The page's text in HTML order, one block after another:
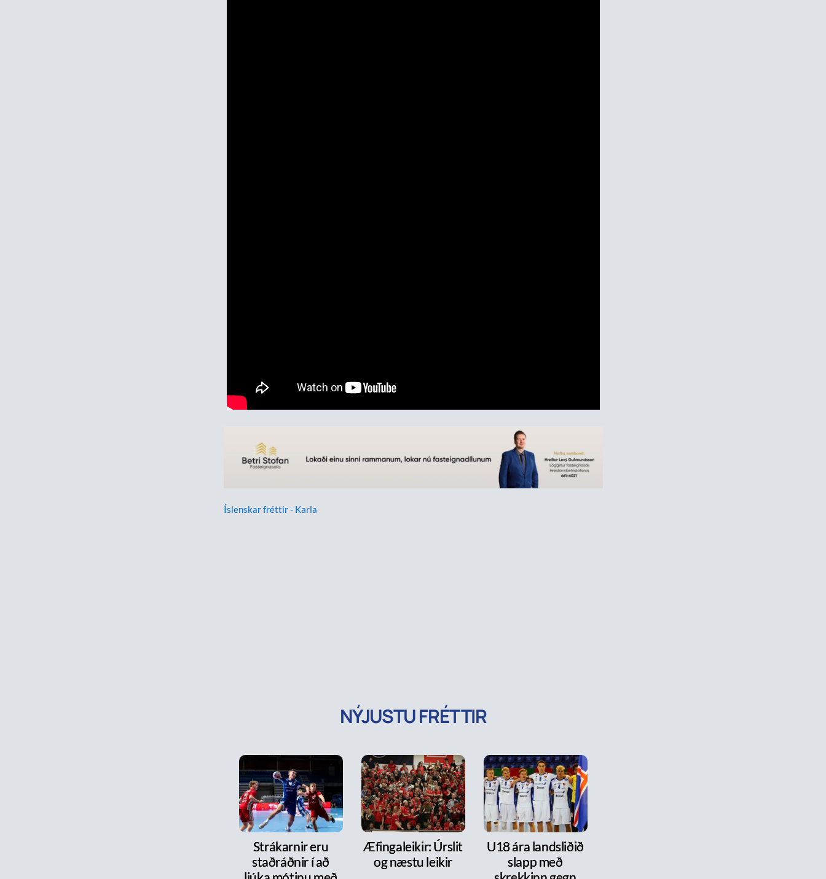
Íslenskar fréttir - Karla
NÝJUSTU FRÉTTIR
Strákarnir eru
staðráðnir í að
Æfingaleikir: Úrslit
og næstu leikir
U18 ára landsliðið
slapp með